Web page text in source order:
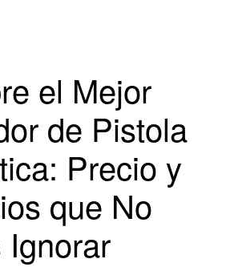
el Mejor
de Pistola
Precio y
que No
Ignorar